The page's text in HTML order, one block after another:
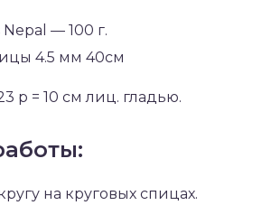
— 100 г.
4.5 мм 40см
р = 10 см лиц. гладью.
на круговых спицах.